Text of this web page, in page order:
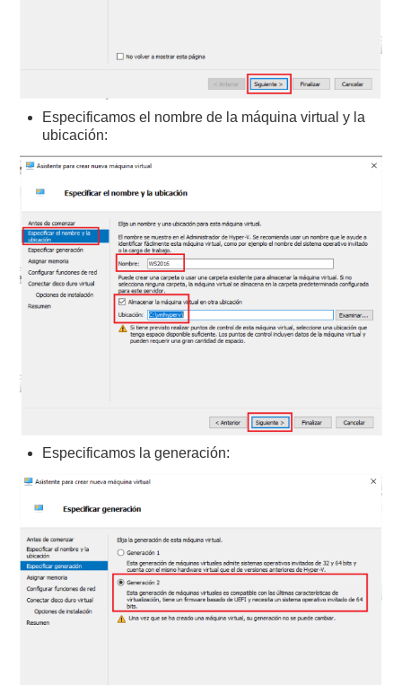
Especificamos el nombre de la máquina virtual y la
ubicación:
Especificamos la generación: